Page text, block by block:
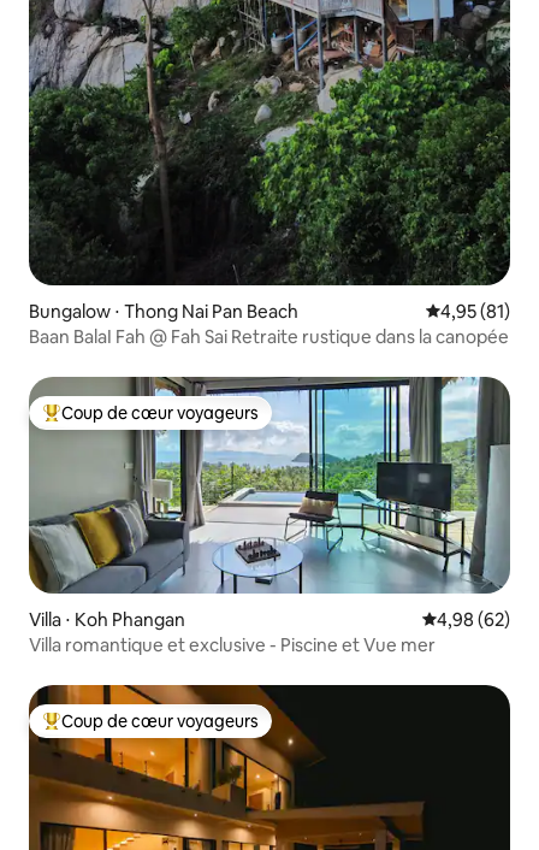
Bungalow ⋅ Thong Nai Pan Beach Évaluation
4,95 (81)
Baan BalaI Fah @ Fah Sai Retraite rustique dans la canopée
Coups de cœur voyageurs les plus appréciés
Coup de cœur voyageurs
Villa ⋅ Koh Phangan Évaluation
4,98 (62)
Villa romantique et exclusive - Piscine et Vue mer
Coups de cœur voyageurs les plus appréciés
Coup de cœur voyageurs